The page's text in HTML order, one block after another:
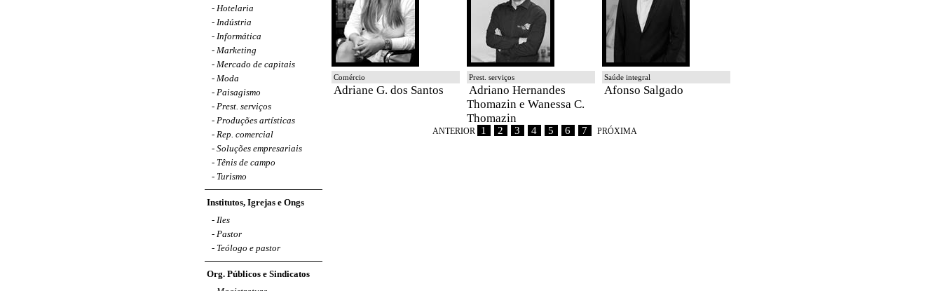
- Hotelaria
- Indústria
- Informática
- Marketing
- Mercado de capitais
- Moda
- Paisagismo
- Prest. serviços
- Produções artísticas
- Rep. comercial
- Soluções empresariais
- Tênis de campo
- Turismo
Institutos, Igrejas e Ongs
- Iles
- Pastor
- Teólogo e pastor
Org. Públicos e Sindicatos
Comércio
Adriane G. dos Santos
Prest. serviços
Adriano Hernandes
Thomazin e Wanessa C.
Thomazin
Saúde integral
Afonso Salgado
ANTERIOR 1 2 3 4 5 6 7 PRÓXIMA